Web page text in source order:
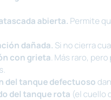
abierta. Permite
dañada. Si no cierra
con grieta. Más raro,
del tanque defectuoso
del tanque rota (el cuello